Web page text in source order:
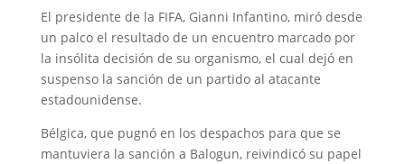
El presidente de la FIFA, Gianni Infantino, miró desde
un palco el resultado de un encuentro marcado por
la insólita decisión de su organismo, el cual dejó en
suspenso la sanción de un partido al atacante
estadounidense.
Bélgica, que pugnó en los despachos para que se
mantuviera la sanción a Balogun, reivindicó su papel